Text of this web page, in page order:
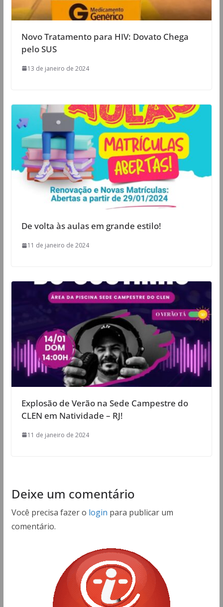
Novo Tratamento para HIV: Dovato Chega
pelo SUS
13 de janeiro de 2024
De volta às aulas em grande estilo!
11 de janeiro de 2024
Explosão de Verão na Sede Campestre do
CLEN em Natividade – RJ!
11 de janeiro de 2024
Deixe um comentário
Você precisa fazer o login para publicar um
comentário.